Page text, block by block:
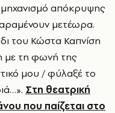
μηχανισμό απόκρυψης
μετέωρα.
του Κώστα Καπνίση
με τη φωνή της
μου / φύλαξέ το
Στη θεατρική
που παίζεται στο